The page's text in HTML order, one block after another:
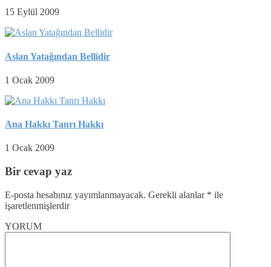
15 Eylül 2009
Aslan Yatağından Bellidir
1 Ocak 2009
Ana Hakkı Tanrı Hakkı
1 Ocak 2009
Bir cevap yaz
E-posta hesabınız yayımlanmayacak. Gerekli alanlar * ile
işaretlenmişlerdir
YORUM